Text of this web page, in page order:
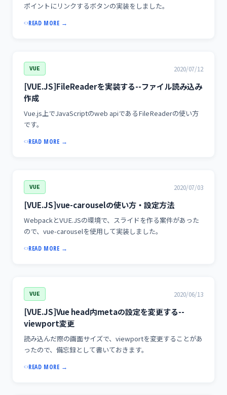
ポイントにリンクするボタンの実装をしました。
READ MORE →
VUE 2020/07/12
[VUE.JS]FileReaderを実装する--ファイル読み込み
作成
Vue.js上でJavaScriptのweb apiであるFileReaderの使い方
です。
READ MORE →
VUE 2020/07/03
[VUE.JS]vue-carouselの使い方・設定方法
WebpackとVUE.JSの環境で、スライドを作る案件があった
ので、vue-carouselを使用して実装しました。
READ MORE →
VUE 2020/06/13
[VUE.JS]Vue head内metaの設定を変更する--
viewport変更
読み込んだ際の画面サイズで、viewportを変更することがあ
ったので、備忘録として書いておきます。
READ MORE →